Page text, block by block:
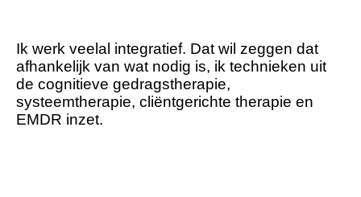
Ik werk veelal integratief. Dat wil zeggen dat
afhankelijk van wat nodig is, ik technieken uit
de cognitieve gedragstherapie,
systeemtherapie, cliëntgerichte therapie en
EMDR inzet.